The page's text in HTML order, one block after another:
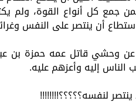
جمع كل أنواع القوة، ولم
أن ينتصر على النفس
وحشي قاتل عمه حمزة بن
الناس إليه وأعزهم عليه.
لنفسه؟؟؟؟؟!!!!!!!!